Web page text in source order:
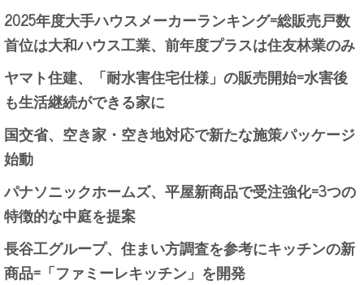
2025年度大手ハウスメーカーランキング=総販売戸数
首位は大和ハウス工業、前年度プラスは住友林業のみ
ヤマト住建、「耐水害住宅仕様」の販売開始=水害後
も生活継続ができる家に
国交省、空き家・空き地対応で新たな施策パッケージ
始動
パナソニックホームズ、平屋新商品で受注強化=3つの
特徴的な中庭を提案
長谷工グループ、住まい方調査を参考にキッチンの新
商品=「ファミーレキッチン」を開発